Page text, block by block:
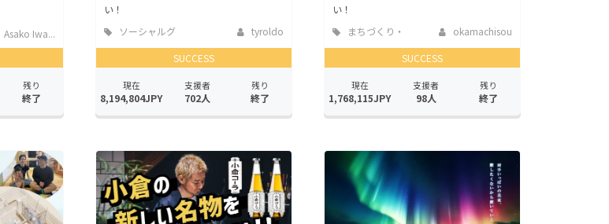
Asako Iwa...
残り
終了
い！
ソーシャルグ
ッド
tyroldo
SUCCESS
現在
8,194,804JPY
支援者
702人
残り
終了
い！
まちづくり・
地域活性化
okamachisou
SUCCESS
現在
1,768,115JPY
支援者
98人
残り
終了